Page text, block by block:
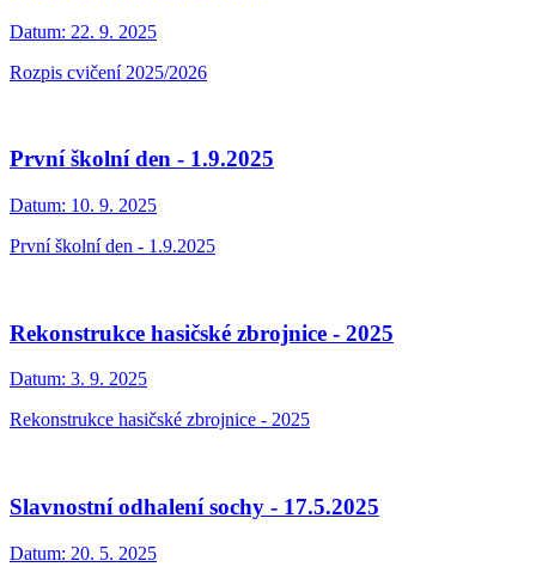
Datum: 22. 9. 2025
Rozpis cvičení 2025/2026
První školní den - 1.9.2025
Datum: 10. 9. 2025
První školní den - 1.9.2025
Rekonstrukce hasičské zbrojnice - 2025
Datum: 3. 9. 2025
Rekonstrukce hasičské zbrojnice - 2025
Slavnostní odhalení sochy - 17.5.2025
Datum: 20. 5. 2025